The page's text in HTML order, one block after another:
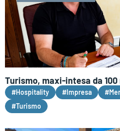
Turismo, maxi-intesa da
#Hospitality #Impresa
#Turismo